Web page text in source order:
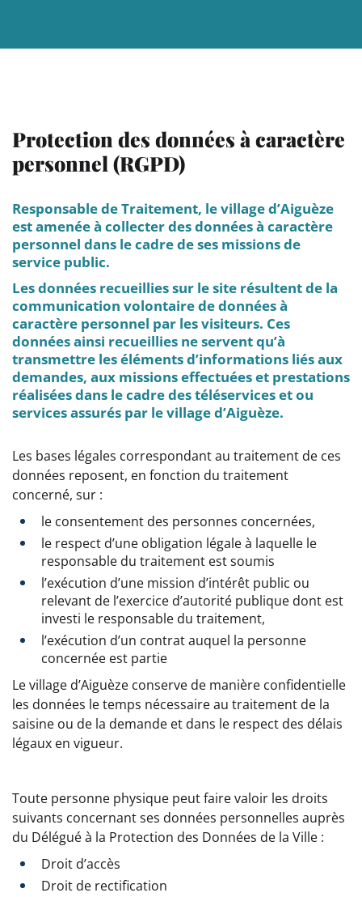
Protection des données à caractère
personnel (RGPD)
Responsable de Traitement, le village d’Aiguèze
est amenée à collecter des données à caractère
personnel dans le cadre de ses missions de
service public.
Les données recueillies sur le site résultent de la
communication volontaire de données à
caractère personnel par les visiteurs. Ces
données ainsi recueillies ne servent qu’à
transmettre les éléments d’informations liés aux
demandes, aux missions effectuées et prestations
réalisées dans le cadre des téléservices et ou
services assurés par le village d’Aiguèze.
Les bases légales correspondant au traitement de ces
données reposent, en fonction du traitement
concerné, sur :
le consentement des personnes concernées,
le respect d’une obligation légale à laquelle le
responsable du traitement est soumis
l’exécution d’une mission d’intérêt public ou
relevant de l’exercice d’autorité publique dont est
investi le responsable du traitement,
l’exécution d’un contrat auquel la personne
concernée est partie
Le village d’Aiguèze conserve de manière confidentielle
les données le temps nécessaire au traitement de la
saisine ou de la demande et dans le respect des délais
légaux en vigueur.
Toute personne physique peut faire valoir les droits
suivants concernant ses données personnelles auprès
du Délégué à la Protection des Données de la Ville :
Droit d’accès
Droit de rectification